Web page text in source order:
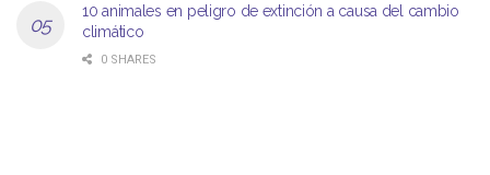
10 animales en peligro de extinción a causa del cambio
climático
0 SHARES